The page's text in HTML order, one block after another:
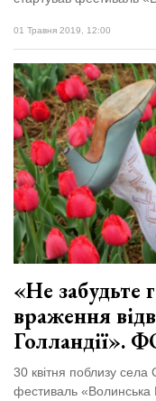
Контакти
Політика
01 Травня 2019, 12:00
«Не забудьте
враження
Голландії».
30 квітня поблизу села
фестиваль «Волинська